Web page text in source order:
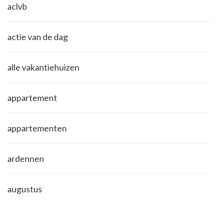
aclvb
actie van de dag
alle vakantiehuizen
appartement
appartementen
ardennen
augustus